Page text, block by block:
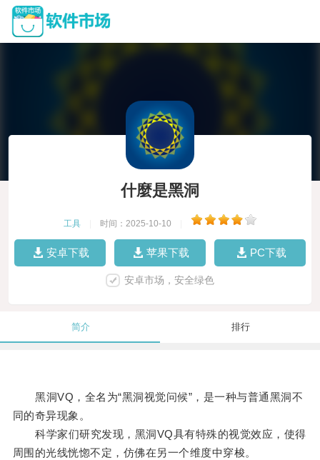
什麼是黑洞
工具 时间：2025-10-10
安卓下载 苹果下载 PC下载
安卓市场，安全绿色
简介 排行
黑洞VQ，全名为“黑洞视觉问候”，是一种与普通黑洞不
同的奇异现象。
科学家们研究发现，黑洞VQ具有特殊的视觉效应，使得
周围的光线恍惚不定，仿佛在另一个维度中穿梭。